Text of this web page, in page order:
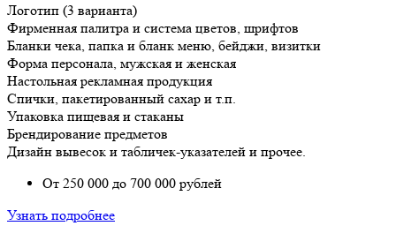
Логотип (3 варианта)
Фирменная палитра и система цветов, шрифтов
Бланки чека, папка и бланк меню, бейджи, визитки
Форма персонала, мужская и женская
Настольная рекламная продукция
Спички, пакетированный сахар и т.п.
Упаковка пищевая и стаканы
Брендирование предметов
Дизайн вывесок и табличек-указателей и прочее.
От 250 000 до 700 000 рублей
Узнать подробнее